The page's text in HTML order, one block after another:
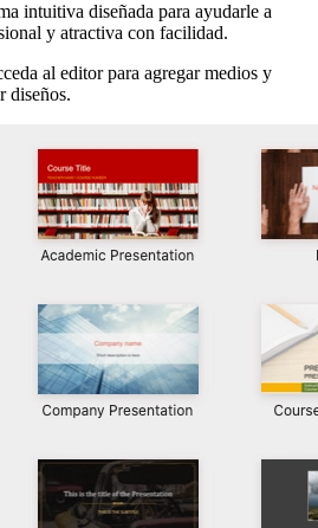
intuitiva diseñada para ayudarle a
y atractiva con facilidad.
al editor para agregar medios y
diseños.